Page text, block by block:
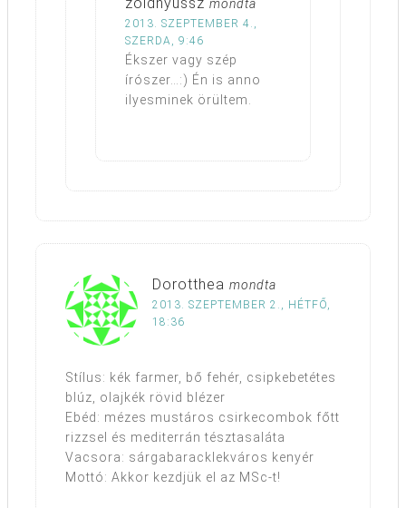
zöldnyussz mondta
2013. SZEPTEMBER 4.,
SZERDA, 9:46
Ékszer vagy szép
írószer…:) Én is anno
ilyesminek örültem.
Dorotthea mondta
2013. SZEPTEMBER 2., HÉTFŐ,
18:36
Stílus: kék farmer, bő fehér, csipkebetétes
blúz, olajkék rövid blézer
Ebéd: mézes mustáros csirkecombok főtt
rizzsel és mediterrán tésztasaláta
Vacsora: sárgabaracklekváros kenyér
Mottó: Akkor kezdjük el az MSc-t!